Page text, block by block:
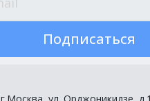
Подписаться